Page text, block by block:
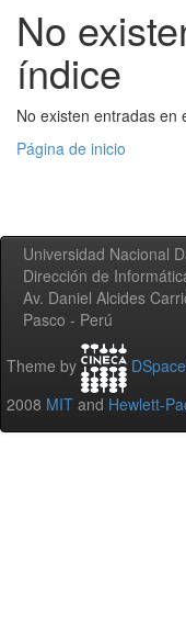
No
índice
No existen entradas en
Página de inicio
Universidad Nacional
Dirección de
Av. Daniel Alcides
Pasco - Perú
Theme by
2008 MIT and Hewlett-